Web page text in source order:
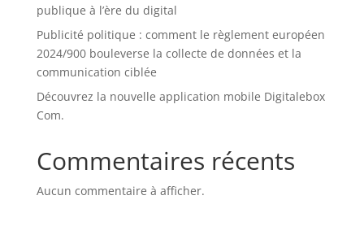
publique à l’ère du digital
Publicité politique : comment le règlement européen
2024/900 bouleverse la collecte de données et la
communication ciblée
Découvrez la nouvelle application mobile Digitalebox
Com.
Commentaires récents
Aucun commentaire à afficher.